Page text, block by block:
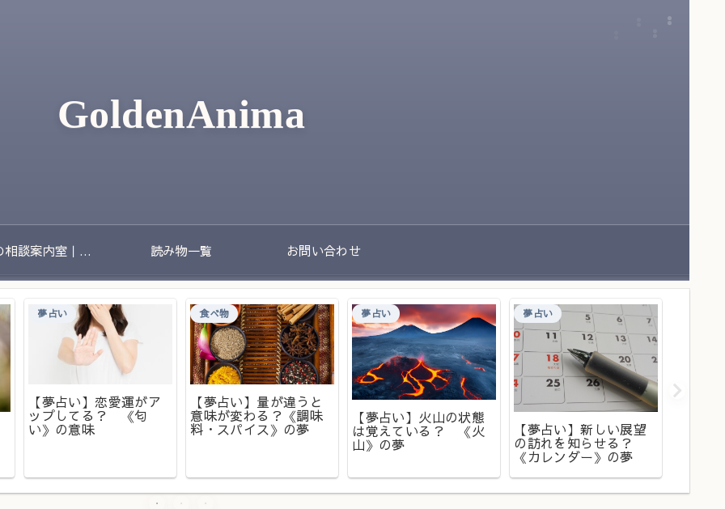
GoldenAnima
夢の相談案内室｜夢のあとに残る不安や迷いをやさしく整理する場所 読み物一覧 お問い合わせ
夢占い
【夢占い】恋愛運がア
ップしてる？ 《匂
い》の意味
食べ物
【夢占い】量が違うと
意味が変わる？《調味
料・スパイス》の夢
夢占い
【夢占い】火山の状態
は覚えている？ 《火
山》の夢
夢占い
【夢占い】新しい展望
の訪れを知らせる？
《カレンダー》の夢